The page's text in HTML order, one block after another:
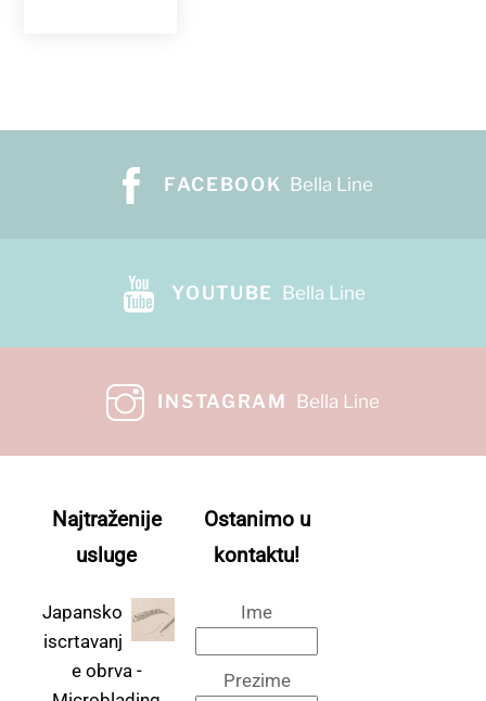
FACEBOOK Bella Line
YOUTUBE Bella Line
INSTAGRAM Bella Line
Najtraženije
usluge
Japansko
iscrtavanj
e obrva -
Ostanimo u
kontaktu!
Ime
Prezime